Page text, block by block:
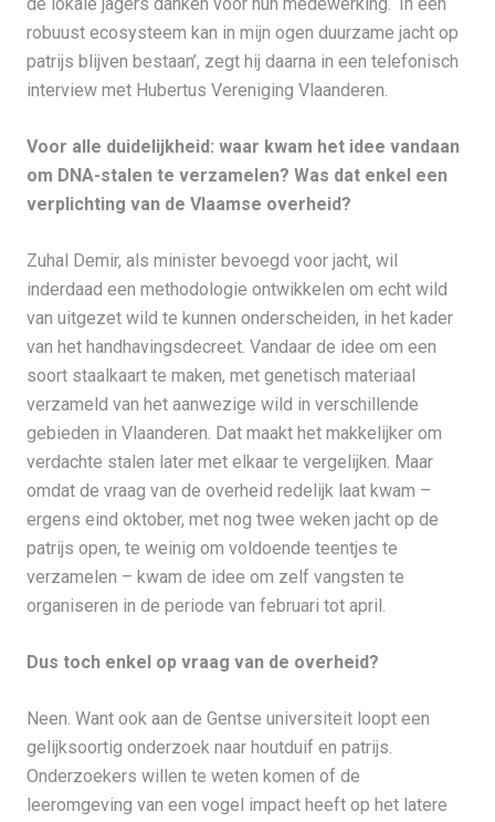
de lokale jagers danken voor hun medewerking. ‘In een
robuust ecosysteem kan in mijn ogen duurzame jacht op
patrijs blijven bestaan’, zegt hij daarna in een telefonisch
interview met Hubertus Vereniging Vlaanderen.
Voor alle duidelijkheid: waar kwam het idee vandaan
om DNA-stalen te verzamelen? Was dat enkel een
verplichting van de Vlaamse overheid?
Zuhal Demir, als minister bevoegd voor jacht, wil
inderdaad een methodologie ontwikkelen om echt wild
van uitgezet wild te kunnen onderscheiden, in het kader
van het handhavingsdecreet. Vandaar de idee om een
soort staalkaart te maken, met genetisch materiaal
verzameld van het aanwezige wild in verschillende
gebieden in Vlaanderen. Dat maakt het makkelijker om
verdachte stalen later met elkaar te vergelijken. Maar
omdat de vraag van de overheid redelijk laat kwam –
ergens eind oktober, met nog twee weken jacht op de
patrijs open, te weinig om voldoende teentjes te
verzamelen – kwam de idee om zelf vangsten te
organiseren in de periode van februari tot april.
Dus toch enkel op vraag van de overheid?
Neen. Want ook aan de Gentse universiteit loopt een
gelijksoortig onderzoek naar houtduif en patrijs.
Onderzoekers willen te weten komen of de
leeromgeving van een vogel impact heeft op het latere